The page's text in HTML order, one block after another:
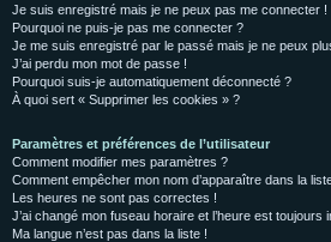
Je suis enregistré mais je ne peux pas me connecter !
Pourquoi ne puis-je pas me connecter ?
Je me suis enregistré par le passé mais je ne peux
J’ai perdu mon mot de passe !
Pourquoi suis-je automatiquement déconnecté ?
À quoi sert « Supprimer les cookies » ?
Paramètres et préférences de l’utilisateur
Comment modifier mes paramètres ?
Comment empêcher mon nom d’apparaître dans la
Les heures ne sont pas correctes !
J’ai changé mon fuseau horaire et l’heure est toujours
Ma langue n’est pas dans la liste !